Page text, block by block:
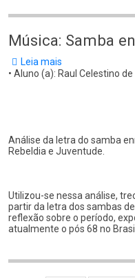
Música: Samba
Leia mais
Música:
paulistanas
• Aluno (a): Raul Celestino
Análise da letra do samba
Rebeldia e Juventude.
Utilizou-se nessa análise,
partir da letra dos sambas
reflexão sobre o período,
atualmente o pós 68 no Brasil.